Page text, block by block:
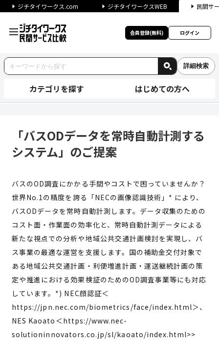
ジチタイワークス.com ジチタイワークスWEB 民間サ
会員登録(無料) ログイン
詳細検索
カテゴリを探す はじめての方へ
「バスODデータを常時自動計測する
システム」のご提案
バスのOD調査にかかる手間やコストで困っていませんか？
世界No.1の精度を誇る「NECの画像認識技術」* により、
バスODデータを常時自動計測します。データ収集のための
コスト面・作業面の効率化と、常時自動計測データによる
新たな視点での分析や地域公共交通計画検討を実現し、バ
ス事業の最適な運営を支援します。国の補助金交付対象で
ある地域公共交通計画・利便増進計画・運送継続計画の策
定や推進における効果検証のためのOD調査事業等にも対応
しています。*) NEC顔認証＜
https://jpn.nec.com/biometrics/face/index.html＞、
NES Kaoato＜https://www.nec-
solutioninnovators.co.jp/sl/kaoato/index.html>>